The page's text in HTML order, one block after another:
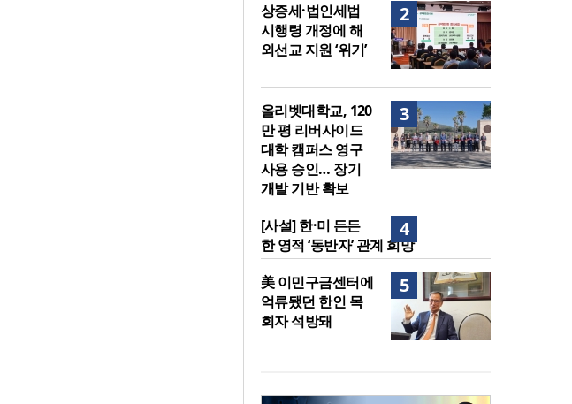
2
상증세·법인세법
시행령 개정에 해
외선교 지원 ‘위기’
3
올리벳대학교, 120
만 평 리버사이드
대학 캠퍼스 영구
사용 승인… 장기
개발 기반 확보
4
[사설] 한·미 든든
한 영적 ‘동반자’ 관계 희망
5
美 이민구금센터에
억류됐던 한인 목
회자 석방돼